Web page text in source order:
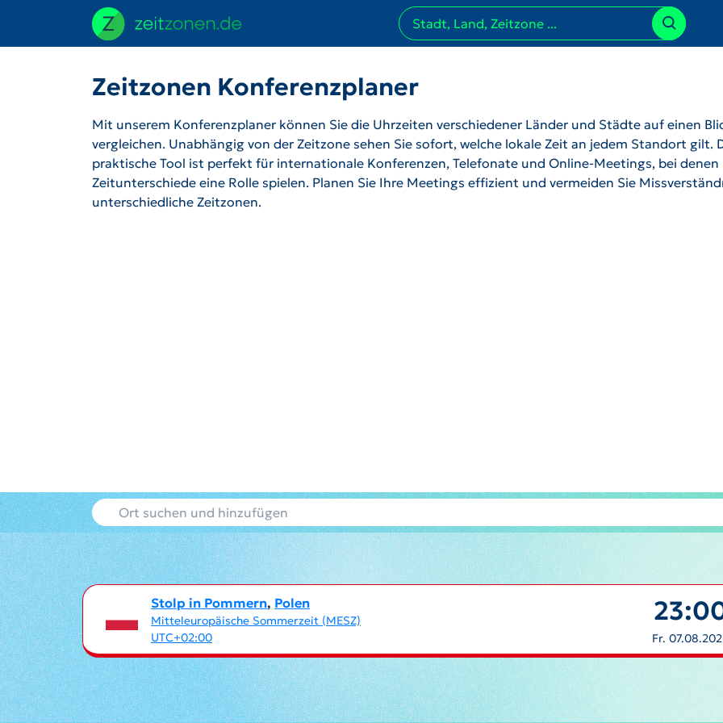
Zeitzonen Konferenzplaner
Mit unserem Konferenzplaner können Sie die Uhrzeiten verschiedener Länder und Städte auf einen
vergleichen. Unabhängig von der Zeitzone sehen Sie sofort, welche lokale Zeit an jedem Standort gilt.
praktische Tool ist perfekt für internationale Konferenzen, Telefonate und Online-Meetings, bei denen
Zeitunterschiede eine Rolle spielen. Planen Sie Ihre Meetings effizient und vermeiden Sie
unterschiedliche Zeitzonen.
Stolp in Pommern, Polen
Mitteleuropäische Sommerzeit (MESZ)
UTC+02:00
Fr.